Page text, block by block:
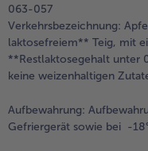
063-057
Verkehrsbezeichnung:
laktosefreiem** Teig, mit
**Restlaktosegehalt unter
keine weizenhaltigen
Aufbewahrung:
Gefriergerät sowie bei -